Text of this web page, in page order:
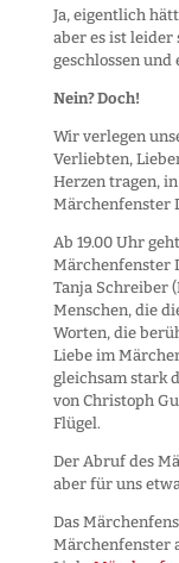
Ja, eigentlich
aber es ist leider
geschlossen
Nein? Doch!
Wir verlegen
Verliebten,
Herzen tragen,
Märchenfenster
Ab 19.00 Uhr
Märchenfenster
Tanja Schreiber
Menschen, die
Worten, die
Liebe im
gleichsam stark
von Christoph
Flügel.
Der Abruf des
aber für uns
Das
Märchenfenster